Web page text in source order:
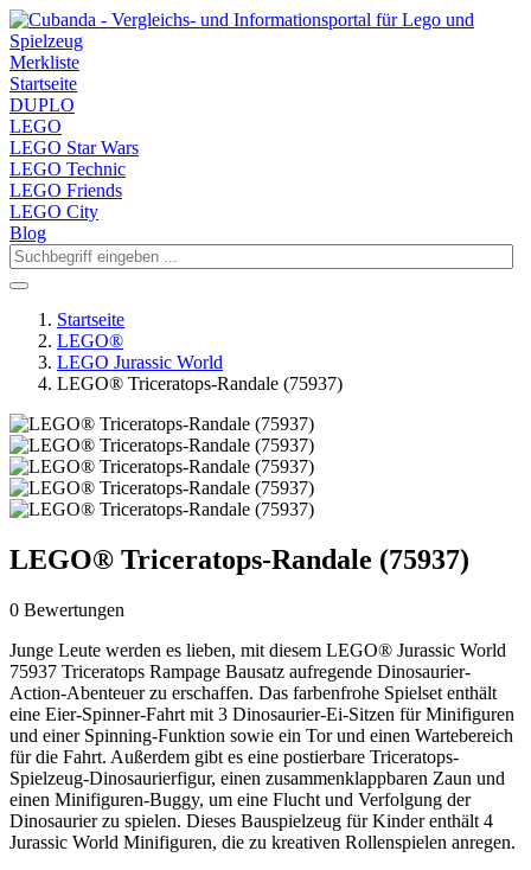
Merkliste
Startseite
DUPLO
LEGO
LEGO Star Wars
LEGO Technic
LEGO Friends
LEGO City
Blog
Startseite
LEGO®
LEGO Jurassic World
LEGO® Triceratops-Randale (75937)
LEGO® Triceratops-Randale (75937)
0 Bewertungen
Junge Leute werden es lieben, mit diesem LEGO® Jurassic World
75937 Triceratops Rampage Bausatz aufregende Dinosaurier-
Action-Abenteuer zu erschaffen. Das farbenfrohe Spielset enthält
eine Eier-Spinner-Fahrt mit 3 Dinosaurier-Ei-Sitzen für Minifiguren
und einer Spinning-Funktion sowie ein Tor und einen Wartebereich
für die Fahrt. Außerdem gibt es eine postierbare Triceratops-
Spielzeug-Dinosaurierfigur, einen zusammenklappbaren Zaun und
einen Minifiguren-Buggy, um eine Flucht und Verfolgung der
Dinosaurier zu spielen. Dieses Bauspielzeug für Kinder enthält 4
Jurassic World Minifiguren, die zu kreativen Rollenspielen anregen.